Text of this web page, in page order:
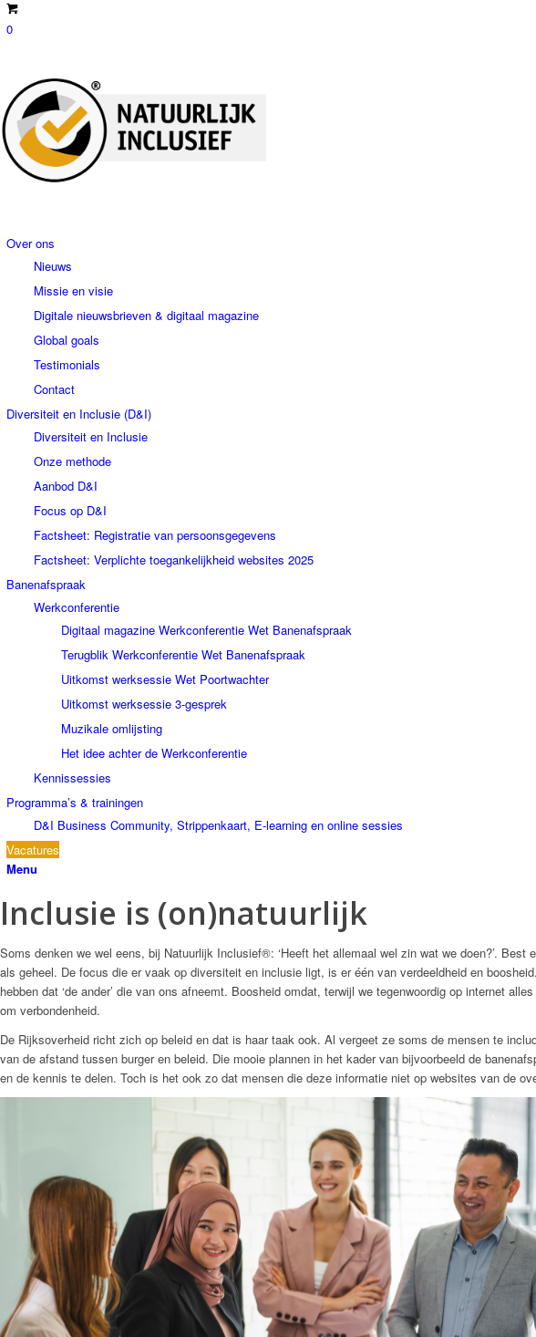
0
Over ons
Nieuws
Missie en visie
Digitale nieuwsbrieven & digitaal magazine
Global goals
Testimonials
Contact
Diversiteit en Inclusie (D&I)
Diversiteit en Inclusie
Onze methode
Aanbod D&I
Focus op D&I
Factsheet: Registratie van persoonsgegevens
Factsheet: Verplichte toegankelijkheid websites 2025
Banenafspraak
Werkconferentie
Digitaal magazine Werkconferentie Wet Banenafspraak
Terugblik Werkconferentie Wet Banenafspraak
Uitkomst werksessie Wet Poortwachter
Uitkomst werksessie 3-gesprek
Muzikale omlijsting
Het idee achter de Werkconferentie
Kennissessies
Programma’s & trainingen
D&I Business Community, Strippenkaart, E-learning en online sessies
Vacatures
Menu
Inclusie is (on)natuurlijk
Soms denken we wel eens, bij Natuurlijk Inclusief®: ‘Heeft het allemaal wel zin wat we doen?’.
als geheel. De focus die er vaak op diversiteit en inclusie ligt, is er één van verdeeldheid en
hebben dat ‘de ander’ die van ons afneemt. Boosheid omdat, terwijl we tegenwoordig op internet
om verbondenheid.
De Rijksoverheid richt zich op beleid en dat is haar taak ook. Al vergeet ze soms de mensen te
van de afstand tussen burger en beleid. Die mooie plannen in het kader van bijvoorbeeld de
en de kennis te delen. Toch is het ook zo dat mensen die deze informatie niet op websites van de